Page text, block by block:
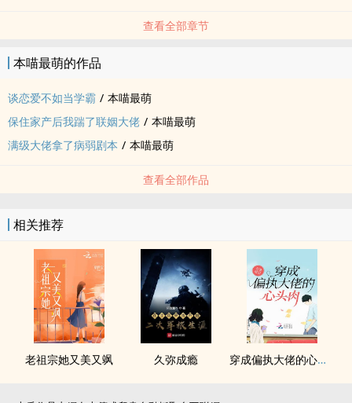
查看全部章节
本喵最萌的作品
谈恋爱不如当学霸 / 本喵最萌
保住家产后我踹了联姻大佬 / 本喵最萌
满级大佬拿了病弱剧本 / 本喵最萌
查看全部作品
相关推荐
老祖宗她又美又飒 久弥成瘾 穿成偏执大佬的心头肉